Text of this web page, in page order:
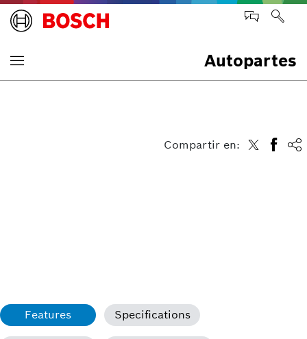
Autopartes
Compartir en:
Features Specifications